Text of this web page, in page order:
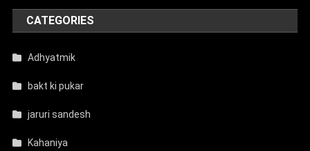
CATEGORIES
Adhyatmik
bakt ki pukar
jaruri sandesh
Kahaniya